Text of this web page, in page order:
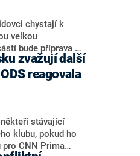
chystají k
velkou
bude příprava na
setkání s novináři
Ten zároveň v
Popsal i
nebo političtí
„Je to
vlády. Ministři s
ale ukazovat
dotaz CNN Prima
reagovala
stávající
klubu, pokud ho
CNN Prima